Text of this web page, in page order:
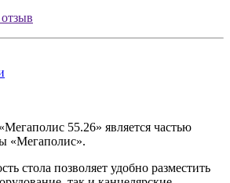
55.26» является частью
«Мегаполис».
стола позволяет удобно разместить